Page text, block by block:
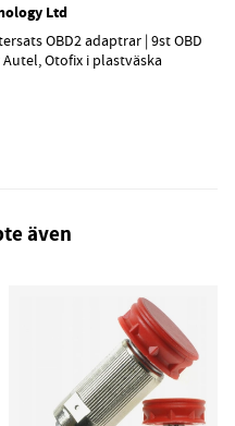
Ltd
OBD2 adaptrar | 9st OBD
Otofix i plastväska
även